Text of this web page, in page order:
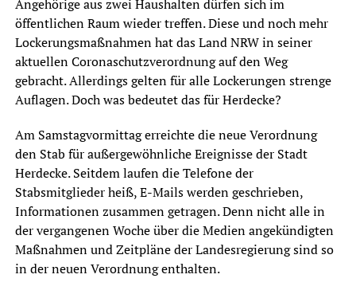
Angehörige aus zwei Haushalten dürfen sich im
öffentlichen Raum wieder treffen. Diese und noch mehr
Lockerungsmaßnahmen hat das Land NRW in seiner
aktuellen Coronaschutzverordnung auf den Weg
gebracht. Allerdings gelten für alle Lockerungen strenge
Auflagen. Doch was bedeutet das für Herdecke?
Am Samstagvormittag erreichte die neue Verordnung
den Stab für außergewöhnliche Ereignisse der Stadt
Herdecke. Seitdem laufen die Telefone der
Stabsmitglieder heiß, E-Mails werden geschrieben,
Informationen zusammen getragen. Denn nicht alle in
der vergangenen Woche über die Medien angekündigten
Maßnahmen und Zeitpläne der Landesregierung sind so
in der neuen Verordnung enthalten.